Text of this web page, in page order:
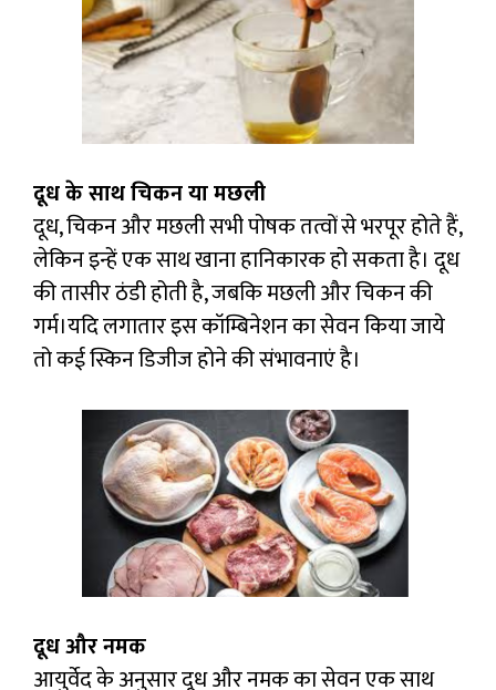
दूध के साथ चिकन या मछली
दूध, चिकन और मछली सभी पोषक तत्वों से भरपूर होते हैं,
लेकिन इन्हें एक साथ खाना हानिकारक हो सकता है। दूध
की तासीर ठंडी होती है, जबकि मछली और चिकन की
गर्म।यदि लगातार इस कॉम्बिनेशन का सेवन किया जाये
तो कई स्किन डिजीज होने की संभावनाएं है।
दूध और नमक
आयुर्वेद के अनुसार दूध और नमक का सेवन एक साथ